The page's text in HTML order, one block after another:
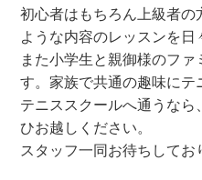
初心者はもちろん上級者の
ような内容のレッスンを日
また小学生と親御様のファ
す。家族で共通の趣味に
テニススクールへ通うな
ひお越しください。
スタッフ一同お待ちしてお